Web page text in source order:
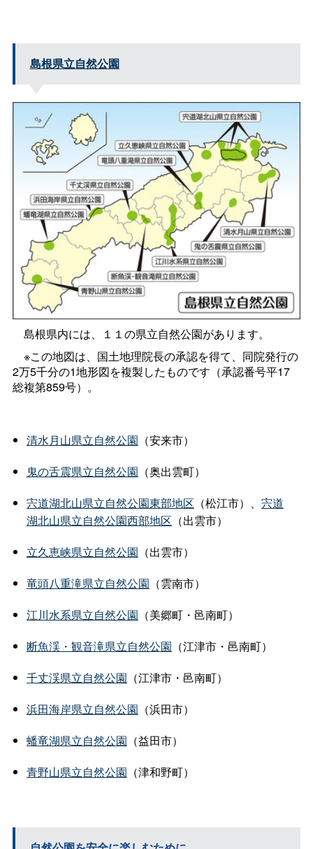
島根県立自然公園
島根県内には、１１の県立自然公園があります。
※この地図は、国土地理院長の承認を得て、同院発行の
2万5千分の1地形図を複製したものです（承認番号平17
総複第859号）。
清水月山県立自然公園 （安来市）
鬼の舌震県立自然公園 （奥出雲町）
宍道湖北山県立自然公園東部地区 （松江市）、 宍道
湖北山県立自然公園西部地区 （出雲市）
立久恵峡県立自然公園 （出雲市）
竜頭八重滝県立自然公園 （雲南市）
江川水系県立自然公園 （美郷町・邑南町）
断魚渓・観音滝県立自然公園 （江津市・邑南町）
千丈渓県立自然公園 （江津市・邑南町）
浜田海岸県立自然公園 （浜田市）
蟠竜湖県立自然公園 （益田市）
青野山県立自然公園 （津和野町）